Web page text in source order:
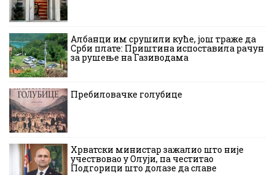
Албанци им срушили куће, још траже да
Срби плате: Приштина испоставила рачун
за рушење на Газиводама
Пребиловачке голубице
Хрватски министар зажалио што није
учествовао у Олуји, па честитао
Подгорици што долазе да славе